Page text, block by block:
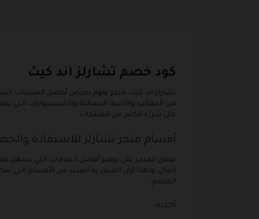
كود خصم تشارلز اند كيث
تشارلز اند كيث متجر يقوم بعرض أفضل المنتجات
من الحقائب والأحذية النسائية والاكسسوارات التي
على شراء الكثير من المنتجات.
أقسام متجر تشارلز للاستفادة
يعمل المتجر على توفير أفضل الخدمات التي تسهل
المال، ولهذا فإن المتجر به العديد من الأقسام
الخصم :
أحذية